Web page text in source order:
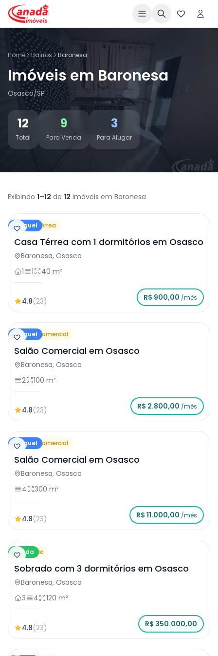
Home Bairros Baronesa
Imóveis em Baronesa
Osasco/SP
12
Total
9
Para Venda
3
Para Alugar
Exibindo 1–12 de 12 imóveis em Baronesa
Aluguel
Casa Térrea
Casa Térrea com 1 dormitórios em Osasco
Baronesa, Osasco
1
1 40 m²
4.8(23) R$ 900,00 /mês
Aluguel
Salão Comercial
Salão Comercial em Osasco
Baronesa, Osasco
2
100 m²
4.8(23) R$ 2.800,00 /mês
Aluguel
Salão Comercial
Salão Comercial em Osasco
Baronesa, Osasco
4
300 m²
4.8(23) R$ 11.000,00 /mês
Venda
Sobrado
Sobrado com 3 dormitórios em Osasco
Baronesa, Osasco
3
4 120 m²
4.8(23) R$ 350.000,00